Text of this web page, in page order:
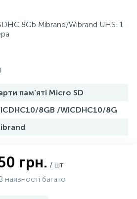
8Gb Mibrand/Wibrand UHS-1
пам'яті Micro SD
8GB /WICDHC10/8G
грн. / шт
наявності багато